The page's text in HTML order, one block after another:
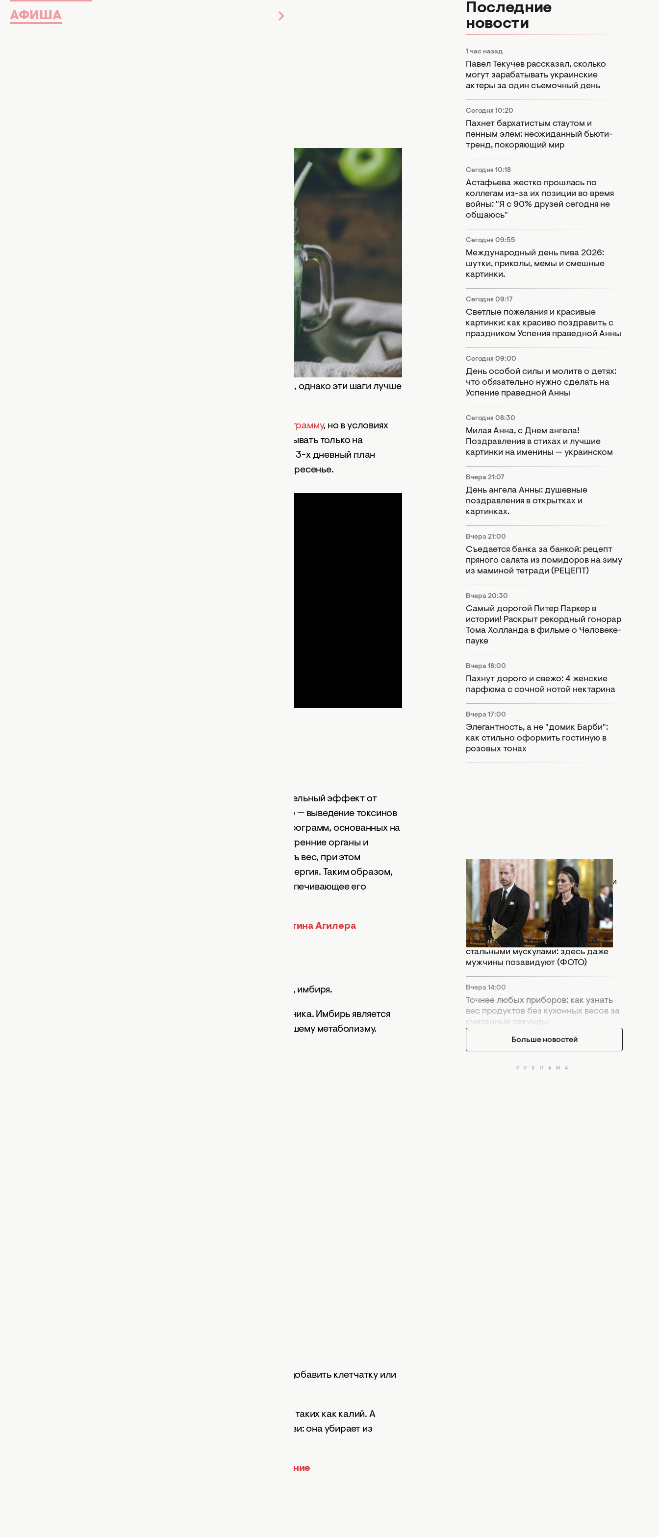
АФИША
Вроде и весна пришла, а жизненные силы на исходе. Мучает
, прием пищи вызывает в желудке бунт, на
занятия спортом сил просто нет? Тогда вам нужен
программа очистки организма от накопившихся токсинов и шлаков. И
здесь мы говорим не только о собственных огрехах в виде фаст-фуда,
алкоголя, но и токсинов внешней среды. Представьте, что существует
около 80 тысяч химических веществ, которые вмешиваются в наш
организм, загрязняют его, меняют гормональный фон и метаболизм.
Очевидно, что мы живем в токсичном мире, но это не означает, что мы
способны сделать своеобразный рестарт
организму. Как правило, такие программы длятся около недели-двух, и
часто начинаются с трехдневной подготовки, во время которой
употребляется только один вид пищи. В основном, это фрукты или овощи, а
. В программу могут включаться
отдельные пункты по очистке печени и оттока желчи, однако эти шаги лучше
детокс-программу, но в условиях
нашего сумасшедшего ритма жизни, можно рассчитывать только на
программы выходного дня. Поэтому мы подготовили 3-х дневный план
очистки, который можно провести с пятницы по воскресенье.
Понижение массы тела — несомненно, это дополнительный эффект от
употребления этих соков, но самое важное действие — выведение токсинов
из организма и оздоровление. С помощью детокс-программ, основанных на
соках, удаляются шлаки, лучше функционируют внутренние органы и
системы человека. Детокс дает возможность снизить вес, при этом
улучшается вид кожи, структура волос, исчезает аллергия. Таким образом,
происходит капитальное очищение организма, обеспечивающее его
Низкоуглеводная диета: как Кристина Агилера
: теплая вода с соками лимона, имбиря.
Этот напиток простимулирует перистальтику кишечника. Имбирь является
мощным детоксикантом, который сделает толчок вашему метаболизму.
Все ингредиенты смешать в блендере, по желанию добавить клетчатку или
Этот напиток – смесь легкоусваиваемых минералов, таких как калий. А
щелочь в его составе важна в процессе очистки крови: она убирает из
Как перейти на правильное питание
Последние
новости
1 час назад
Павел Текучев рассказал, сколько
могут зарабатывать украинские
актеры за один съемочный день
Сегодня 10:20
Пахнет бархатистым стаутом и
пенным элем: неожиданный бьюти-
тренд, покоряющий мир
Сегодня 10:18
Астафьева жестко прошлась по
коллегам из-за их позиции во время
войны: "Я с 90% друзей сегодня не
общаюсь"
Сегодня 09:55
Международный день пива 2026:
шутки, приколы, мемы и смешные
картинки.
Сегодня 09:17
Светлые пожелания и красивые
картинки: как красиво поздравить с
праздником Успения праведной Анны
Сегодня 09:00
День особой силы и молитв о детях:
что обязательно нужно сделать на
Успение праведной Анны
Сегодня 08:30
Милая Анна, с Днем ангела!
Поздравления в стихах и лучшие
картинки на именины — украинском
Вчера 21:07
День ангела Анны: душевные
поздравления в открытках и
картинках.
Вчера 21:00
Съедается банка за банкой: рецепт
пряного салата из помидоров на зиму
из маминой тетради (РЕЦЕПТ)
Вчера 20:30
Самый дорогой Питер Паркер в
истории! Раскрыт рекордный гонорар
Тома Холланда в фильме о Человеке-
пауке
Вчера 18:00
Пахнут дорого и свежо: 4 женские
парфюма с сочной нотой нектарина
Вчера 17:00
Элегантность, а не "домик Барби":
как стильно оформить гостиную в
розовых тонах
Вчера 15:55
Раскол в монархии: Кейт Миддлтон и
принц Уильям попали в громкий
скандал
Вчера 14:22
41-летняя Тина Кароль поразила
стальными мускулами: здесь даже
мужчины позавидуют (ФОТО)
Вчера 14:00
Точнее любых приборов: как узнать
вес продуктов без кухонных весов за
считанные секунды
Больше новостей